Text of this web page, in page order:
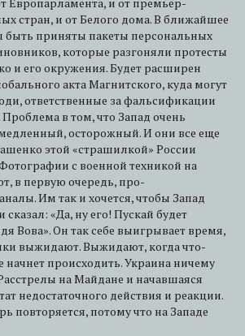
стран, и от Белого дома. В ближайшее
приняты пакеты персональных
которые разгоняли протесты
и его окружения. Будет расширен
акта Магнитского, куда могут
ответственные за фальсификации
в том, что Запад очень
осторожный. И они все еще
этой «страшилкой» России
с военной техникой на
в первую очередь, про-
Им так и хочется, чтобы Запад
сказал: «Да, ну его! Пускай будет
Вова». Он так себе выигрывает время,
выжидают. Выжидают, когда что-
начнет происходить. Украина ничему
на Майдане и начавшаяся
недостаточного действия и реакции.
повторяется, потому что на Западе